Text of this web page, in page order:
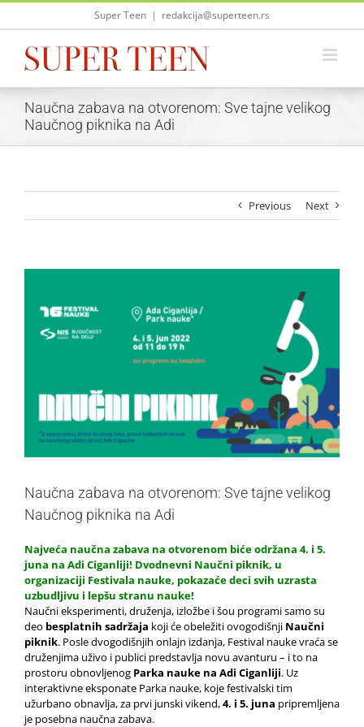
Skip
Super Teen | redakcija@superteen.rs
Naučna zabava na otvorenom: Sve tajne velikog
Naučnog piknika na Adi
Previous Next
Image
Naučna zabava na otvorenom: Sve tajne velikog
Naučnog piknika na Adi
Najveća naučna zabava na otvorenom biće održana 4. i 5.
juna na Adi Ciganliji! Dvodnevni Naučni piknik, u
organizaciji Festivala nauke, pokazaće deci svih uzrasta
uzbudljivu i lepšu stranu nauke!
Naučni eksperimenti, druženja, izložbe i šou programi samo su
deo besplatnih sadržaja koji će obeležiti ovogodišnji Naučni
piknik. Posle dvogodišnjih onlajn izdanja, Festival nauke vraća se
druženjima uživo i publici predstavlja novu avanturu – i to na
prostoru obnovljenog Parka nauke na Adi Ciganliji. Uz
interaktivne eksponate Parka nauke, koje festivalski tim
užurbano obnavlja, za prvi junski vikend,4. i 5. juna pripremljena
je posebna naučna zabava.